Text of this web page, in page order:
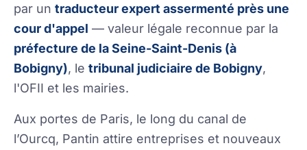
par un traducteur expert assermenté près une
cour d'appel — valeur légale reconnue par la
préfecture de la Seine-Saint-Denis (à
Bobigny), le tribunal judiciaire de Bobigny,
l'OFII et les mairies.
Aux portes de Paris, le long du canal de
l’Ourcq, Pantin attire entreprises et nouveaux